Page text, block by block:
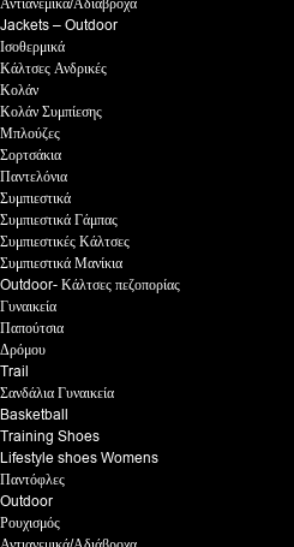
Αντιανεμικά/Αδιάβροχα
Jackets – Outdoor
Ισοθερμικά
Κάλτσες Ανδρικές
Κολάν
Κολάν Συμπίεσης
Μπλούζες
Σορτσάκια
Παντελόνια
Συμπιεστικά
Συμπιεστικά Γάμπας
Συμπιεστικές Κάλτσες
Συμπιεστικά Μανίκια
Outdoor- Κάλτσες πεζοπορίας
Γυναικεία
Παπούτσια
Δρόμου
Trail
Σανδάλια Γυναικεία
Basketball
Training Shoes
Lifestyle shoes Womens
Παντόφλες
Outdoor
Ρουχισμός